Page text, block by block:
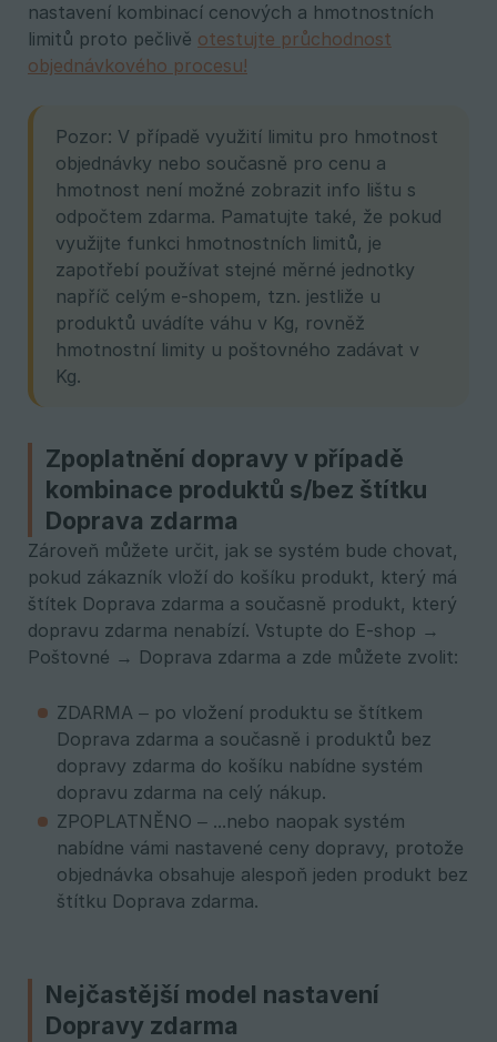
nastavení kombinací cenových a hmotnostních
limitů proto pečlivě otestujte průchodnost
objednávkového procesu!
Pozor: V případě využití limitu pro hmotnost
objednávky nebo současně pro cenu a
hmotnost není možné zobrazit info lištu s
odpočtem zdarma. Pamatujte také, že pokud
využijte funkci hmotnostních limitů, je
zapotřebí používat stejné měrné jednotky
napříč celým e-shopem, tzn. jestliže u
produktů uvádíte váhu v Kg, rovněž
hmotnostní limity u poštovného zadávat v
Kg.
Zpoplatnění dopravy v případě
kombinace produktů s/bez štítku
Doprava zdarma
Zároveň můžete určit, jak se systém bude chovat,
pokud zákazník vloží do košíku produkt, který má
štítek Doprava zdarma a současně produkt, který
dopravu zdarma nenabízí. Vstupte do E-shop →
Poštovné → Doprava zdarma a zde můžete zvolit:
ZDARMA – po vložení produktu se štítkem
Doprava zdarma a současně i produktů bez
dopravy zdarma do košíku nabídne systém
dopravu zdarma na celý nákup.
ZPOPLATNĚNO – ...nebo naopak systém
nabídne vámi nastavené ceny dopravy, protože
objednávka obsahuje alespoň jeden produkt bez
štítku Doprava zdarma.
Nejčastější model nastavení
Dopravy zdarma